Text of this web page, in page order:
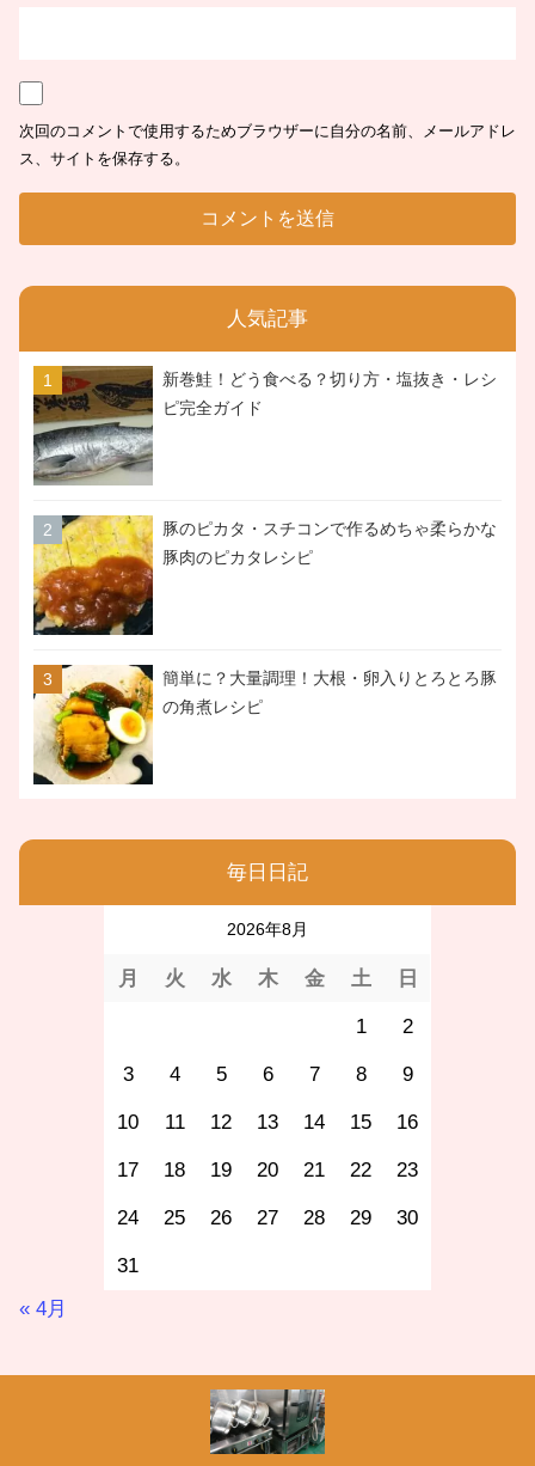
次回のコメントで使用するためブラウザーに自分の名前、メールアドレ
ス、サイトを保存する。
人気記事
新巻鮭！どう食べる？切り方・塩抜き・レシ
ピ完全ガイド
豚のピカタ・スチコンで作るめちゃ柔らかな
豚肉のピカタレシピ
簡単に？大量調理！大根・卵入りとろとろ豚
の角煮レシピ
毎日日記
2026年8月
月 火 水 木 金 土 日
1 2
3 4 5 6 7 8 9
10 11 12 13 14 15 16
17 18 19 20 21 22 23
24 25 26 27 28 29 30
31
« 4月